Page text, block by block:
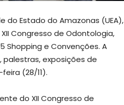
do Estado do Amazonas (UEA),
Congresso de Odontologia,
Shopping e Convenções. A
exposições de
(28/11).
do XII Congresso de